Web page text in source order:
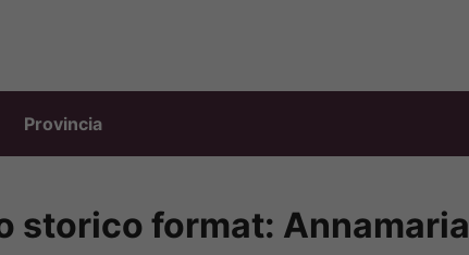
Provincia
storico format: Annamaria